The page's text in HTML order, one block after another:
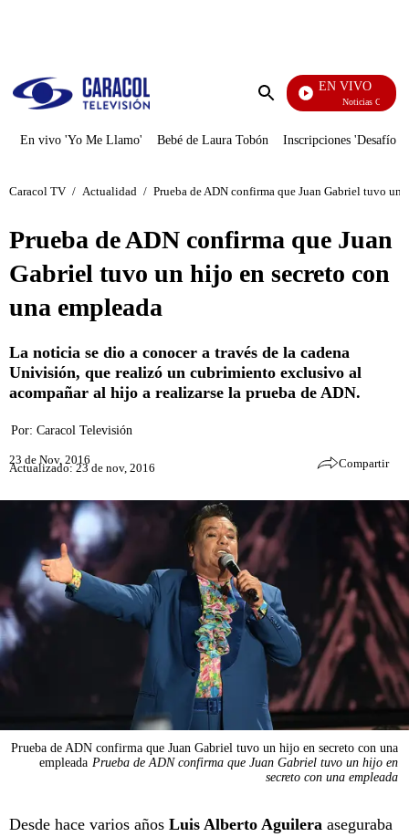
Enviar
EN VIVO
Noticias Caracol
En vivo 'Yo Me Llamo' Bebé de Laura Tobón Inscripciones 'Desafío'
Caracol TV / Actualidad / Prueba de ADN confirma que Juan Gabriel tuvo un
Prueba de ADN confirma que Juan
Gabriel tuvo un hijo en secreto con
una empleada
La noticia se dio a conocer a través de la cadena
Univisión, que realizó un cubrimiento exclusivo al
acompañar al hijo a realizarse la prueba de ADN.
Por: Caracol Televisión
23 de Nov, 2016
Actualizado: 23 de nov, 2016 Compartir
Prueba de ADN confirma que Juan Gabriel tuvo un hijo en secreto con una
empleada Prueba de ADN confirma que Juan Gabriel tuvo un hijo en
secreto con una empleada
Desde hace varios años Luis Alberto Aguilera aseguraba